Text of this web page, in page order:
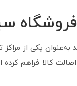
به‌عنوان یکی از
کالا فراهم کرده